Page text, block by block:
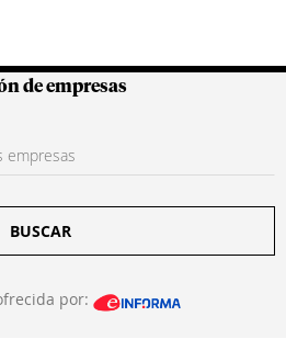
Colombianas
de empresas
BUSCAR
por: